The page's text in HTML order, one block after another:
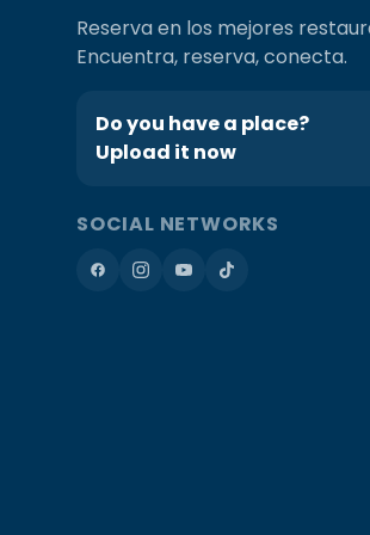
Reserva en los mejores
Encuentra, reserva, conecta.
Do you have a place?
Upload it now
SOCIAL NETWORKS